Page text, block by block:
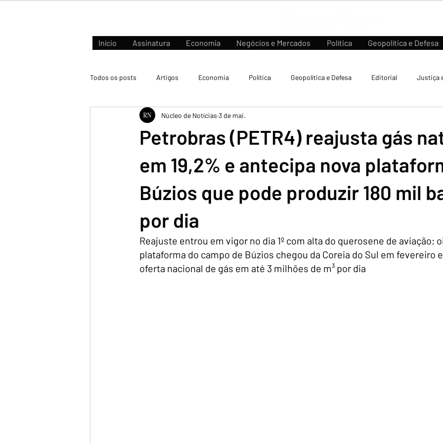
Início Assinatura Economia Negócios e Mercados Política Geopolítica e Defesa
Todos os posts Artigos Economia Política Geopolítica e Defesa Editorial Justiça
Negócios e Mercados
Petrobras (PETR4) reajusta gás
em 19,2% e antecipa nova
Búzios que pode produzir 180 mil
por dia
Núcleo de Notícias 3 de mai.
Reajuste entrou em vigor no dia 1º com alta do querosene de aviação;
plataforma do campo de Búzios chegou da Coreia do Sul em fevereiro
oferta nacional de gás em até 3 milhões de m³ por dia